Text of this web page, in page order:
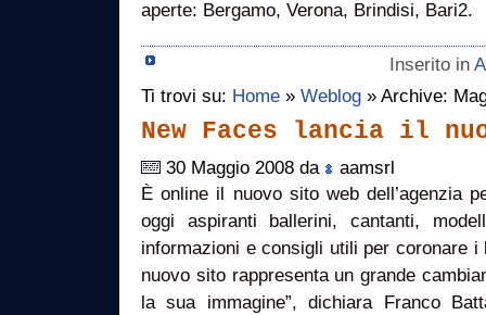
aperte: Bergamo, Verona, Brindisi, Bari2.
Inserito in
Ti trovi su: Home » Weblog » Archive:
New Faces lancia il
30 Maggio 2008 da
aamsrl
È online il nuovo sito web dell’agenzia
oggi aspiranti ballerini, cantanti,
informazioni e consigli utili per coronare i
nuovo sito rappresenta un grande
la sua immagine”, dichiara Franco